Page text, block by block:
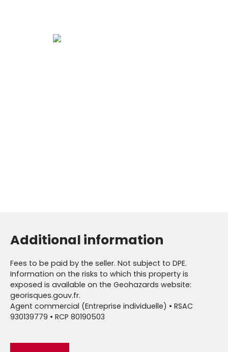
Additional information
Fees to be paid by the seller. Not subject to DPE.
Information on the risks to which this property is
exposed is available on the Geohazards website:
georisques.gouv.fr.
Agent commercial (Entreprise individuelle) • RSAC
930139779 • RCP 80190503